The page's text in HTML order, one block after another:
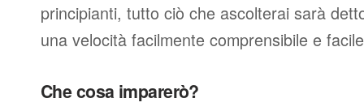
principianti, tutto ciò che ascolterai sarà
una velocità facilmente comprensibile e
Che cosa imparerò?